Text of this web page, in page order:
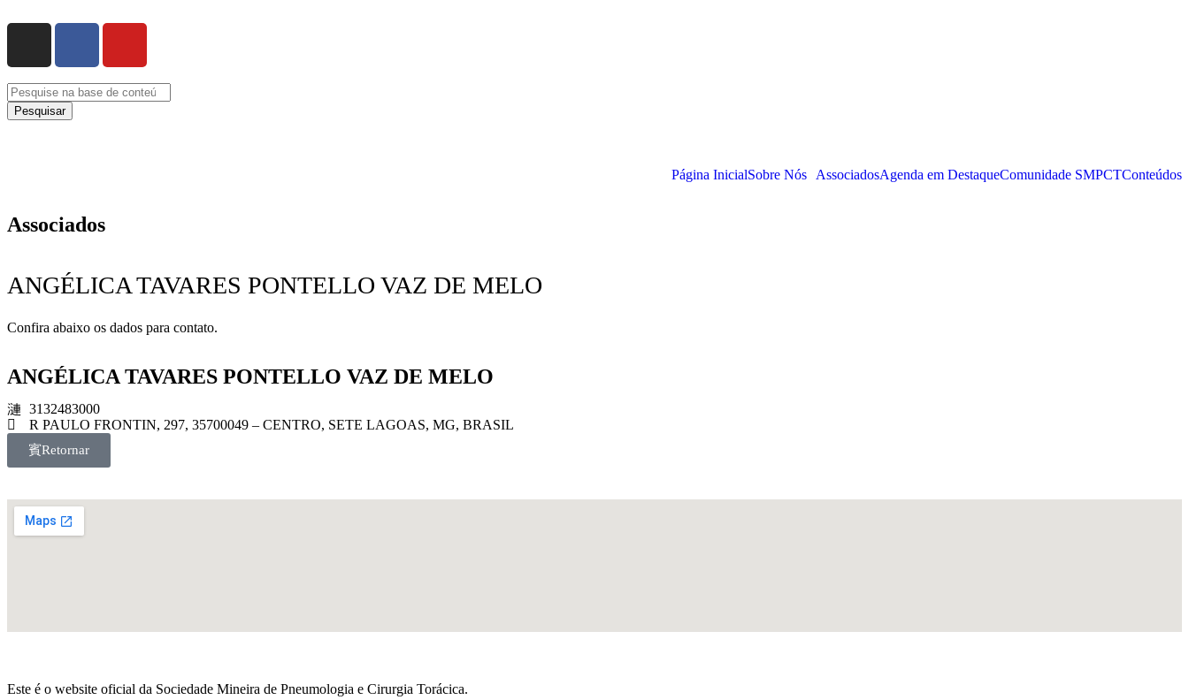
Pesquisar
Página InicialSobre Nós AssociadosAgenda em DestaqueComunidade SMPCTConteúdos
Associados
ANGÉLICA TAVARES PONTELLO VAZ DE MELO
Confira abaixo os dados para contato.
ANGÉLICA TAVARES PONTELLO VAZ DE MELO
3132483000
R PAULO FRONTIN, 297, 35700049 – CENTRO, SETE LAGOAS, MG, BRASIL
Retornar
Este é o website oficial da Sociedade Mineira de Pneumologia e Cirurgia Torácica.